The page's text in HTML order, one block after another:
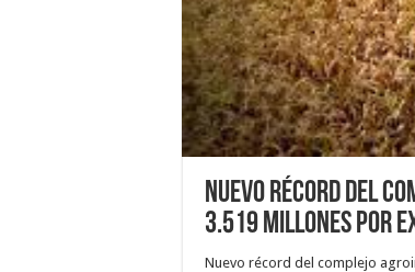
Nuevo récord del
3.519 millones por
Nuevo récord del complejo